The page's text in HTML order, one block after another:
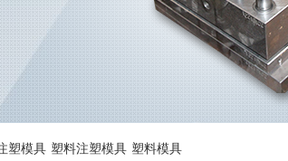
塑模具 塑料注塑模具 塑料模具